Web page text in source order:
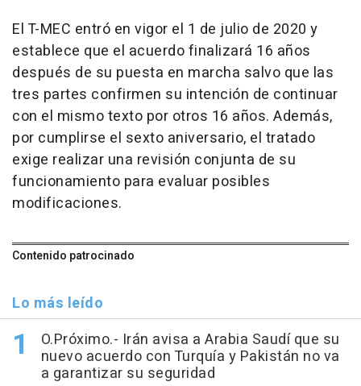
El T-MEC entró en vigor el 1 de julio de 2020 y
establece que el acuerdo finalizará 16 años
después de su puesta en marcha salvo que las
tres partes confirmen su intención de continuar
con el mismo texto por otros 16 años. Además,
por cumplirse el sexto aniversario, el tratado
exige realizar una revisión conjunta de su
funcionamiento para evaluar posibles
modificaciones.
Contenido patrocinado
Lo más leído
O.Próximo.- Irán avisa a Arabia Saudí que su
nuevo acuerdo con Turquía y Pakistán no va
a garantizar su seguridad